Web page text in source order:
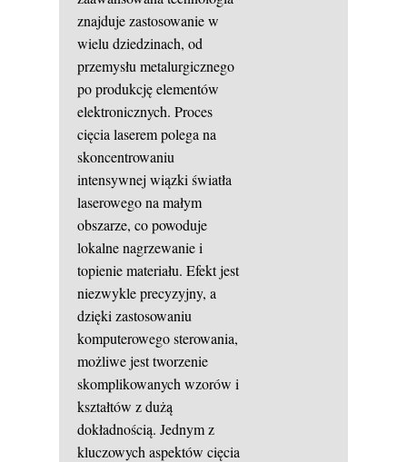
znajduje zastosowanie w
wielu dziedzinach, od
przemysłu metalurgicznego
po produkcję elementów
elektronicznych. Proces
cięcia laserem polega na
skoncentrowaniu
intensywnej wiązki światła
laserowego na małym
obszarze, co powoduje
lokalne nagrzewanie i
topienie materiału. Efekt jest
niezwykle precyzyjny, a
dzięki zastosowaniu
komputerowego sterowania,
możliwe jest tworzenie
skomplikowanych wzorów i
kształtów z dużą
dokładnością. Jednym z
kluczowych aspektów cięcia